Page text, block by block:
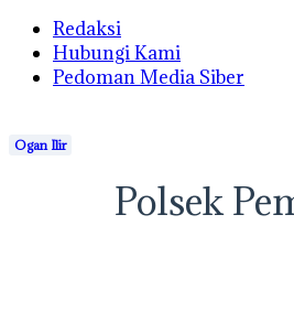
Redaksi
Hubungi Kami
Pedoman Media Siber
Ogan Ilir
Polsek